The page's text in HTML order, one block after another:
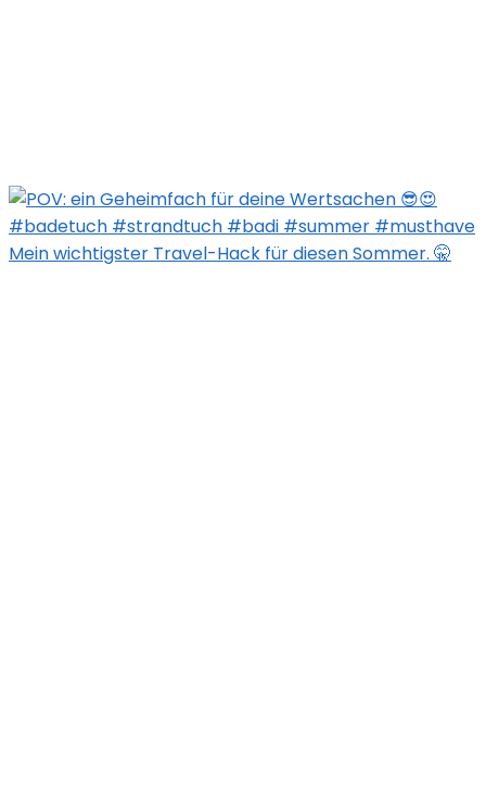
Mein wichtigster Travel-Hack für diesen Sommer. 🤫